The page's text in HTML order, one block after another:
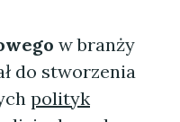
w branży
do stworzenia
polityk